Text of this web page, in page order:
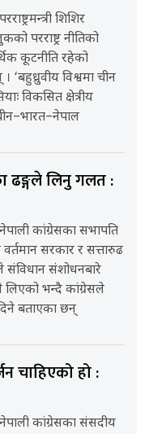
शिशिर
परराष्ट्र नीतिको
कूटनीति रहेको
‘बहुध्रुवीय विश्वमा चीन
विकसित क्षेत्रीय
ढङ्गले लिनु गलत :
कांग्रेसका सभापति
सरकार र सत्तारुढ
संविधान संशोधनबारे
लिएको भन्दै कांग्रेसले
बताएका छन्
चाहिएको हो :
कांग्रेसका संसदीय